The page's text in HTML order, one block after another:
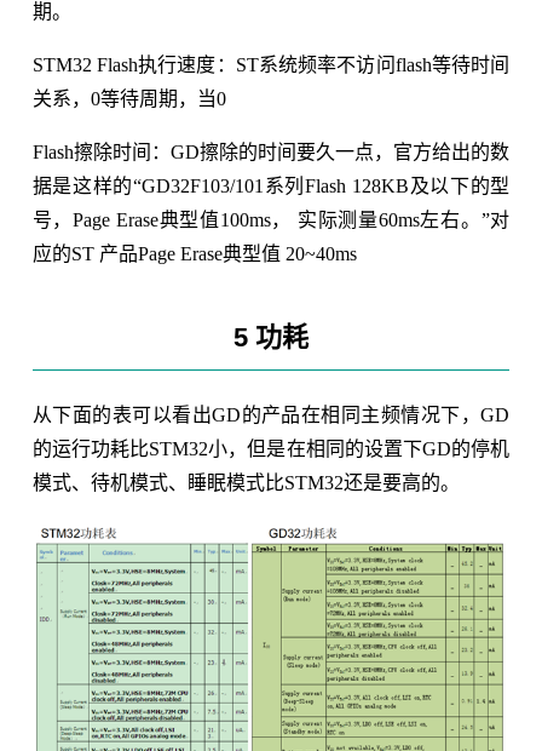
期。
STM32 Flash执行速度：ST系统频率不访问flash等待时间
关系，0等待周期，当0
Flash擦除时间：GD擦除的时间要久一点，官方给出的数
据是这样的“GD32F103/101系列Flash 128KB及以下的型
号，Page Erase典型值100ms， 实际测量60ms左右。”对
应的ST 产品Page Erase典型值 20~40ms
5 功耗
从下面的表可以看出GD的产品在相同主频情况下，GD
的运行功耗比STM32小，但是在相同的设置下GD的停机
模式、待机模式、睡眠模式比STM32还是要高的。